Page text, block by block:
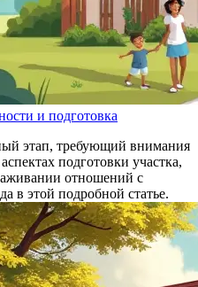
и подготовка
этап, требующий внимания
подготовки участка,
отношений с
в этой подробной статье.